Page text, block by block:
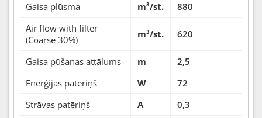
Gaisa plūsma
m³/st.
880
Air flow with filter
(Coarse 30%)
m³/st. 620
Gaisa pūšanas attālums m
2,5
Enerģijas patēriņš
W
72
Strāvas patēriņš
A 0,3